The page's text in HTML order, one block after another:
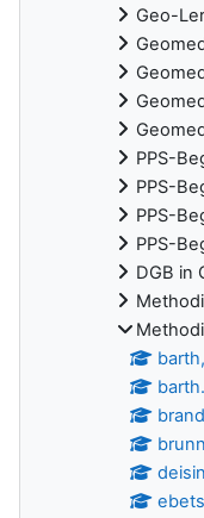
Geo-
PPS-
PPS-
PPS-
PPS-
DGB in